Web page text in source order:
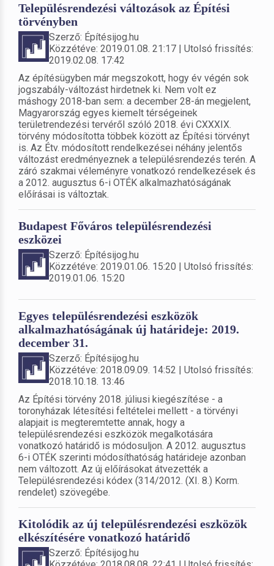
Településrendezési változások az Építési
törvényben
Szerző: Építésijog.hu
Közzétéve: 2019.01.08. 21:17 | Utolsó frissítés:
2019.02.08. 17:42
Az építésügyben már megszokott, hogy év végén sok
jogszabály-változást hirdetnek ki. Nem volt ez
máshogy 2018-ban sem: a december 28-án megjelent,
Magyarország egyes kiemelt térségeinek
területrendezési tervéről szóló 2018. évi CXXXIX.
törvény módosította többek között az Építési törvényt
is. Az Étv. módosított rendelkezései néhány jelentős
változást eredményeznek a településrendezés terén. A
záró szakmai véleményre vonatkozó rendelkezések és
a 2012. augusztus 6-i OTÉK alkalmazhatóságának
előírásai is változtak.
Budapest Főváros településrendezési
eszközei
Szerző: Építésijog.hu
Közzétéve: 2019.01.06. 15:20 | Utolsó frissítés:
2019.01.06. 15:20
Egyes településrendezési eszközök
alkalmazhatóságának új határideje: 2019.
december 31.
Szerző: Építésijog.hu
Közzétéve: 2018.09.09. 14:52 | Utolsó frissítés:
2018.10.18. 13:46
Az Építési törvény 2018. júliusi kiegészítése - a
toronyházak létesítési feltételei mellett - a törvényi
alapjait is megteremtette annak, hogy a
településrendezési eszközök megalkotására
vonatkozó határidő is módosuljon. A 2012. augusztus
6-i OTÉK szerinti módosíthatóság határideje azonban
nem változott. Az új előírásokat átvezették a
Településrendezési kódex (314/2012. (XI. 8.) Korm.
rendelet) szövegébe.
Kitolódik az új településrendezési eszközök
elkészítésére vonatkozó határidő
Szerző: Építésijog.hu